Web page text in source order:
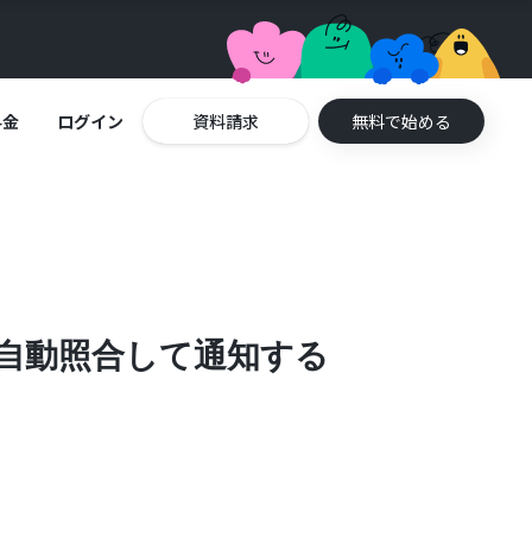
ログイン 資料請求 無料で始める
動照合して通知する